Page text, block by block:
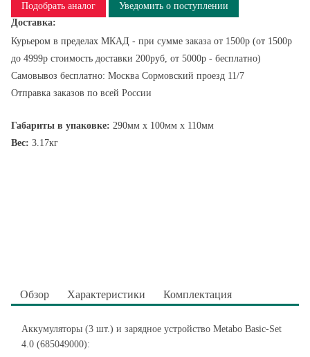
Подобрать аналог
Уведомить о поступлении
Доставка:
Курьером в пределах МКАД - при сумме заказа от 1500р (от 1500р
до 4999р стоимость доставки 200руб, от 5000р - бесплатно)
Самовывоз бесплатно: Москва Сормовский проезд 11/7
Отправка заказов по всей России
Габариты в упаковке: 290мм x 100мм x 110мм
Вес: 3.17кг
Обзор Характеристики Комплектация
Аккумуляторы (3 шт.) и зарядное устройство Metabo Basic-Set
4.0 (685049000):